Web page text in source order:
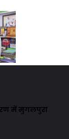
में मुगलपुरा